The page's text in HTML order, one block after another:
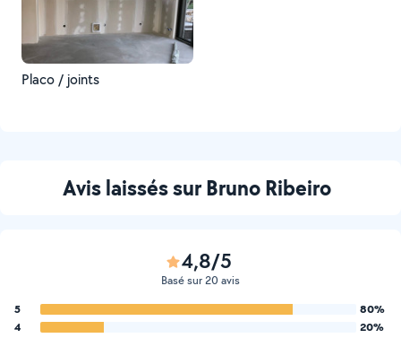
Placo / joints
Avis laissés sur Bruno Ribeiro
4,8/5
Basé sur 20 avis
5
80%
4
20%